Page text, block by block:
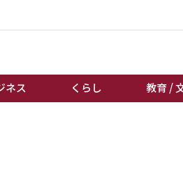
ネス くらし 教育 /